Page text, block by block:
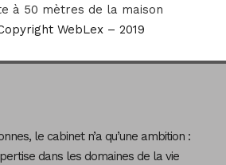
à 50 mètres de la maison
WebLex – 2019
le cabinet n’a qu’une ambition :
dans les domaines de la vie